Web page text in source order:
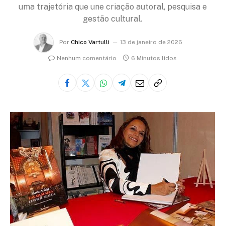
uma trajetória que une criação autoral, pesquisa e
gestão cultural.
Por Chico Vartulli 13 de janeiro de 2026
Nenhum comentário 6 Minutos lidos